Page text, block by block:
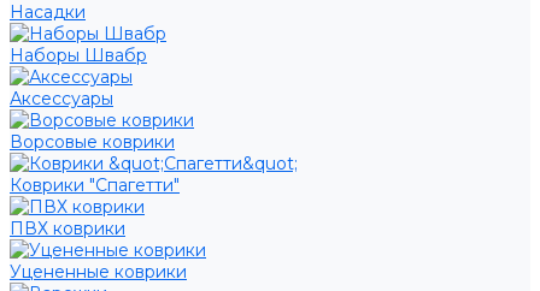
Насадки
Наборы Швабр
Аксессуары
Ворсовые коврики
Коврики "Спагетти"
ПВХ коврики
Уцененные коврики